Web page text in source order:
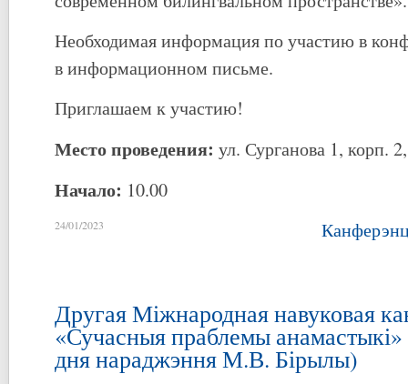
Необходимая информация по участию в
в информационном письме.
Приглашаем к участию!
Место проведения: ул. Сурганова 1, корп.
Начало: 10.00
24/01/2023
Другая Міжнародная навуковая
«Сучасныя праблемы анамастыкі»
дня нараджэння М.В. Бірылы)